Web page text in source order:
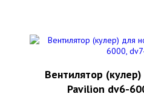
Вентилятор
Pavilion dv6-